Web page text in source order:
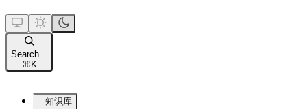
Search...
⌘ K
知识库